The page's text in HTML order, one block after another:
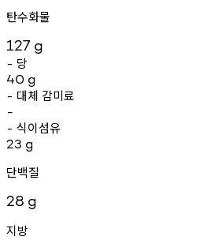
탄수화물
127 g
- 당
40 g
- 대체 감미료
-
- 식이섬유
23 g
단백질
28 g
지방